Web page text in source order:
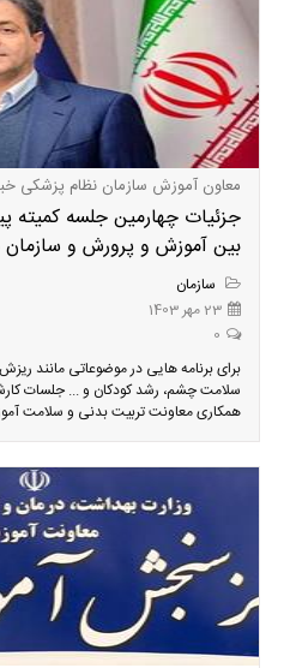
معاون آموزش سازمان نظام پزشکی
جزئیات چهارمین جلسه کمیته
بین آموزش و پرورش و
سازمان
23 مهر 1403
0
برای برنامه هایی در موضوعاتی مانند
سلامت چشم، رشد کودکان و ... جلسات
همکاری معاونت تربیت بدنی و سلامت